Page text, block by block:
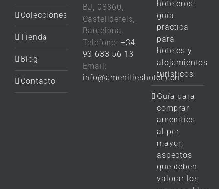
Colecciones
Tienda
Blog
Contacto
BJ, 08860,
Castelldefels,
Barcelona.
Teléfono:+34
93 633 56 18
Email:
info@amenitieshotel.com
hoteleros:
guía
práctica
para
hoteles y
alojamientos
turísticos
Guía para
comprar
amenities
al por
mayor:
aspectos
que deben
valorar los